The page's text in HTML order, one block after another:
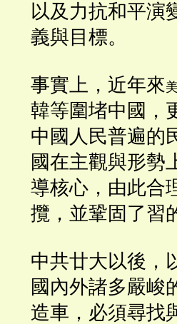
以及力抗和平演
義與目標。
事實上，近年來
韓等圍堵中國，
中國人民普遍的
國在主觀與形勢
導核心，由此合
攬，並鞏固了習
中共廿大以後，
國內外諸多嚴峻
造車，必須尋找